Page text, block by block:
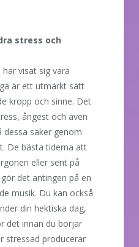
stress och
visat sig vara
är ett utmärkt sätt
kropp och sinne. Det
ångest och även
dessa saker genom
De bästa tiderna att
eller sent på
det antingen på en
musik. Du kan också
din hektiska dag,
det innan du börjar
stressad producerar